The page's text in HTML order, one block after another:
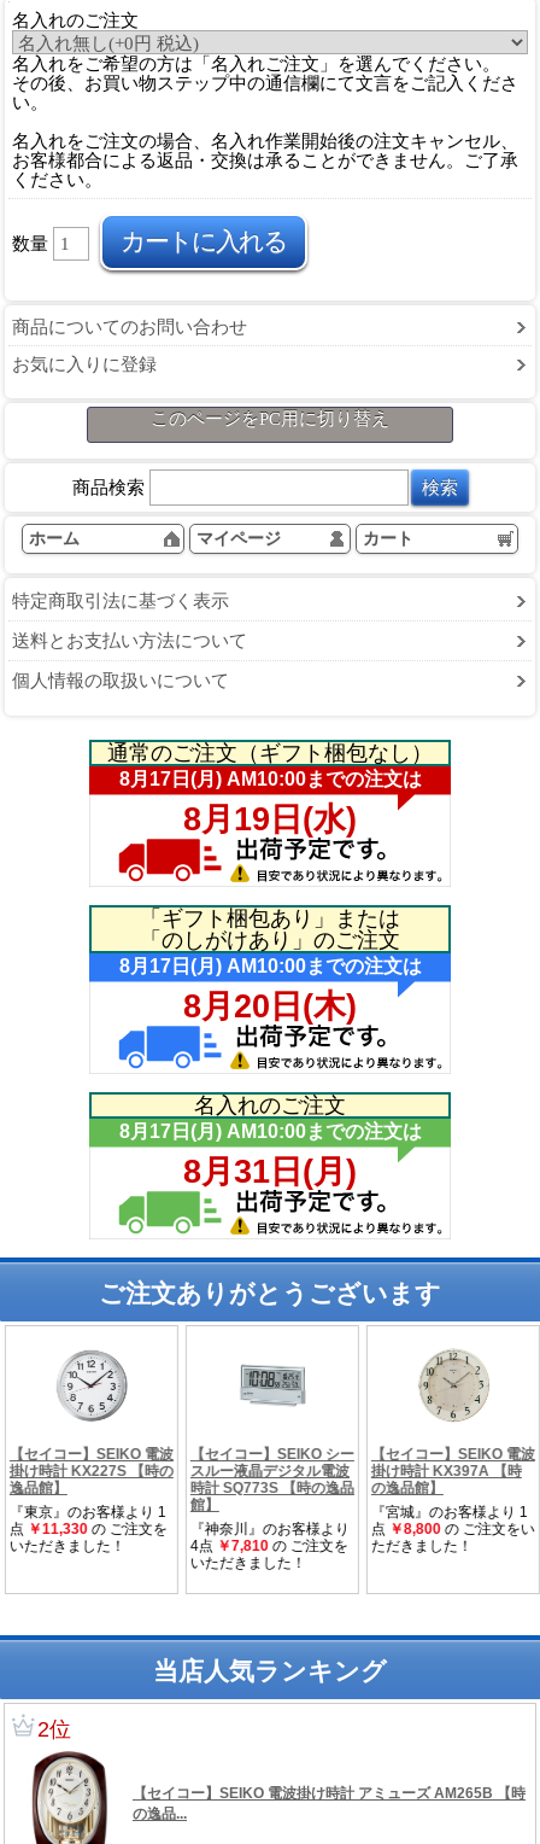
名入れのご注文
名入れをご希望の方は「名入れご注文」を選んでください。
その後、お買い物ステップ中の通信欄にて文言をご記入くださ
い。
名入れをご注文の場合、名入れ作業開始後の注文キャンセル、
お客様都合による返品・交換は承ることができません。ご了承
ください。
数量
商品についてのお問い合わせ
お気に入りに登録
このページをPC用に切り替え
商品検索
ホーム マイページ カート
特定商取引法に基づく表示
送料とお支払い方法について
個人情報の取扱いについて
通常のご注文（ギフト梱包なし）
「ギフト梱包あり」または
「のしがけあり」のご注文
名入れのご注文
ご注文ありがとうございます
当店人気ランキング